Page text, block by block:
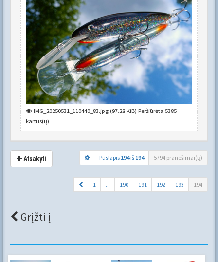
IMG_20250531_110440_83.jpg (97.28 KiB) Peržiūrėta 5385
kartus(ų)
Atsakyti Puslapis 194iš 194 5794 pranešimai(ų)
1 ... 190 191 192 193 194
Grįžti į